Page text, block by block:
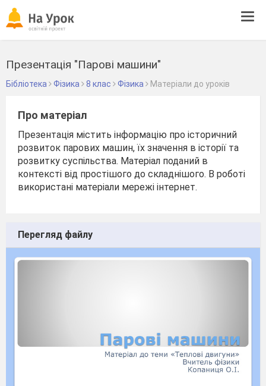
Презентація "Парові машини"
Бібліотека Фізика 8 клас Фізика Матеріали до уроків
Про матеріал
Презентація містить інформацію про історичний
розвиток парових машин, їх значення в історії та
розвитку суспільства. Матеріал поданий в
контексті від простішого до складнішого. В роботі
використані матеріали мережі інтернет.
Перегляд файлу